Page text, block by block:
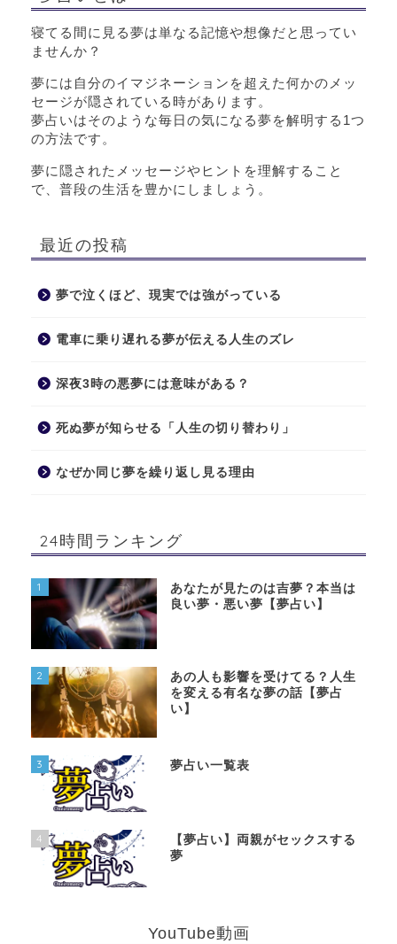
寝てる間に見る夢は単なる記憶や想像だと思ってい
ませんか？
夢には自分のイマジネーションを超えた何かのメッ
セージが隠されている時があります。
夢占いはそのような毎日の気になる夢を解明する1つ
の方法です。
夢に隠されたメッセージやヒントを理解すること
で、普段の生活を豊かにしましょう。
最近の投稿
夢で泣くほど、現実では強がっている
電車に乗り遅れる夢が伝える人生のズレ
深夜3時の悪夢には意味がある？
死ぬ夢が知らせる「人生の切り替わり」
なぜか同じ夢を繰り返し見る理由
24時間ランキング
1
あなたが見たのは吉夢？本当は
良い夢・悪い夢【夢占い】
2
あの人も影響を受けてる？人生
を変える有名な夢の話【夢占
い】
3 夢占い一覧表
4
【夢占い】両親がセックスする
夢
YouTube動画